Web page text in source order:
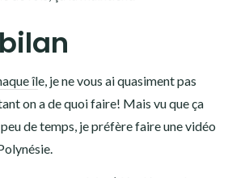
île, je ne vous ai quasiment pas
on a de quoi faire! Mais vu que ça
de temps, je préfère faire une vidéo